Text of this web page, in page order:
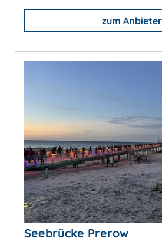
zum Anbieter
Seebrücke Prerow